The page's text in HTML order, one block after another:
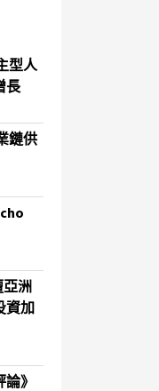
型人
長
鏈供
洲
資加
》